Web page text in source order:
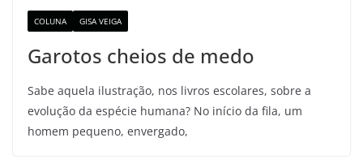
COLUNA GISA VEIGA
Garotos cheios de medo
Sabe aquela ilustração, nos livros escolares, sobre a
evolução da espécie humana? No início da fila, um
homem pequeno, envergado,